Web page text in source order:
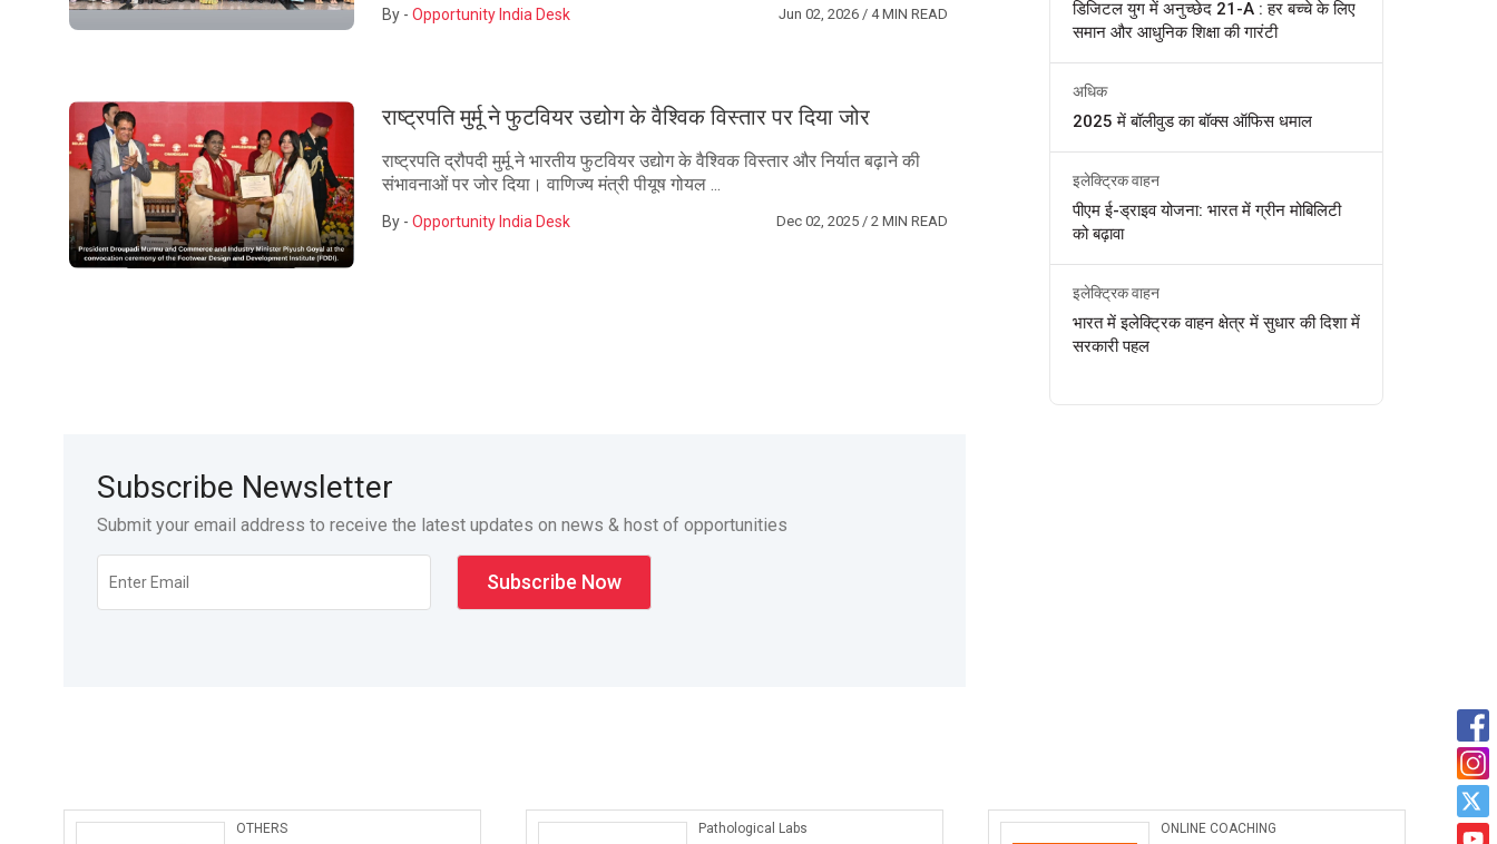
By - Opportunity India Desk Jun 02, 2026/ 4 MIN READ
राष्ट्रपति मुर्मू ने फुटवियर उद्योग के वैश्विक विस्तार पर दिया जोर
राष्ट्रपति द्रौपदी मुर्मू ने भारतीय फुटवियर उद्योग के वैश्विक विस्तार और निर्यात बढ़ाने की
संभावनाओं पर जोर दिया। वाणिज्य मंत्री पीयूष गोयल ...
By - Opportunity India Desk Dec 02, 2025/ 2 MIN READ
Subscribe Newsletter
Submit your email address to receive the latest updates on news & host of opportunities
डिजिटल युग में अनुच्छेद 21-A : हर बच्चे के लिए
समान और आधुनिक शिक्षा की गारंटी
अधिक
2025 में बॉलीवुड का बॉक्स ऑफिस धमाल
इलेक्ट्रिक वाहन
पीएम ई-ड्राइव योजना: भारत में ग्रीन मोबिलिटी
को बढ़ावा
इलेक्ट्रिक वाहन
भारत में इलेक्ट्रिक वाहन क्षेत्र में सुधार की दिशा में
सरकारी पहल
Pathological Labs ONLINE COACHING
Car Maintanance & Repair